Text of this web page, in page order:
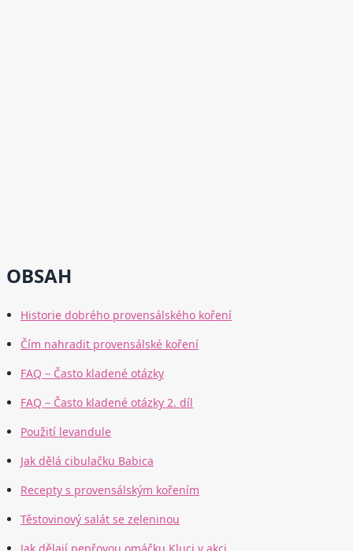
OBSAH
Historie dobrého provensálského koření
Čím nahradit provensálské koření
FAQ – Často kladené otázky
FAQ – Často kladené otázky 2. díl
Použití levandule
Jak dělá cibulačku Babica
Recepty s provensálským kořením
Těstovinový salát se zeleninou